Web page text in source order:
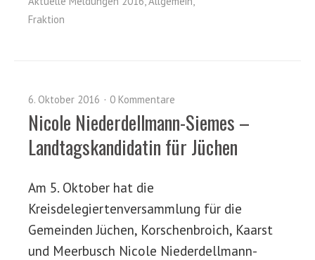
Fraktion
6. Oktober 2016 0 Kommentare
Nicole Niederdellmann-Siemes –
Landtagskandidatin für Jüchen
Am 5. Oktober hat die
Kreisdelegiertenversammlung für die
Gemeinden Jüchen, Korschenbroich, Kaarst
und Meerbusch Nicole Niederdellmann-